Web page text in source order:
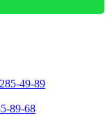
49-89
89-68